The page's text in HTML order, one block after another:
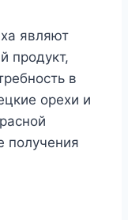
являют
продукт,
в
орехи и
получения